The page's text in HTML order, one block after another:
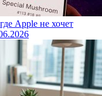
Apple не хочет